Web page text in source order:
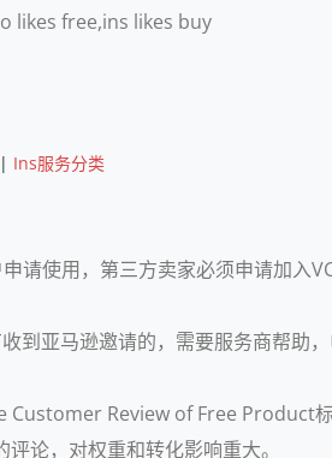
likes free,ins likes buy
| Ins服务分类
请使用，第三方卖家必须申请加入
到亚马逊邀请的，需要服务商帮助，
Customer Review of Free Product
论，对权重和转化影响重大。